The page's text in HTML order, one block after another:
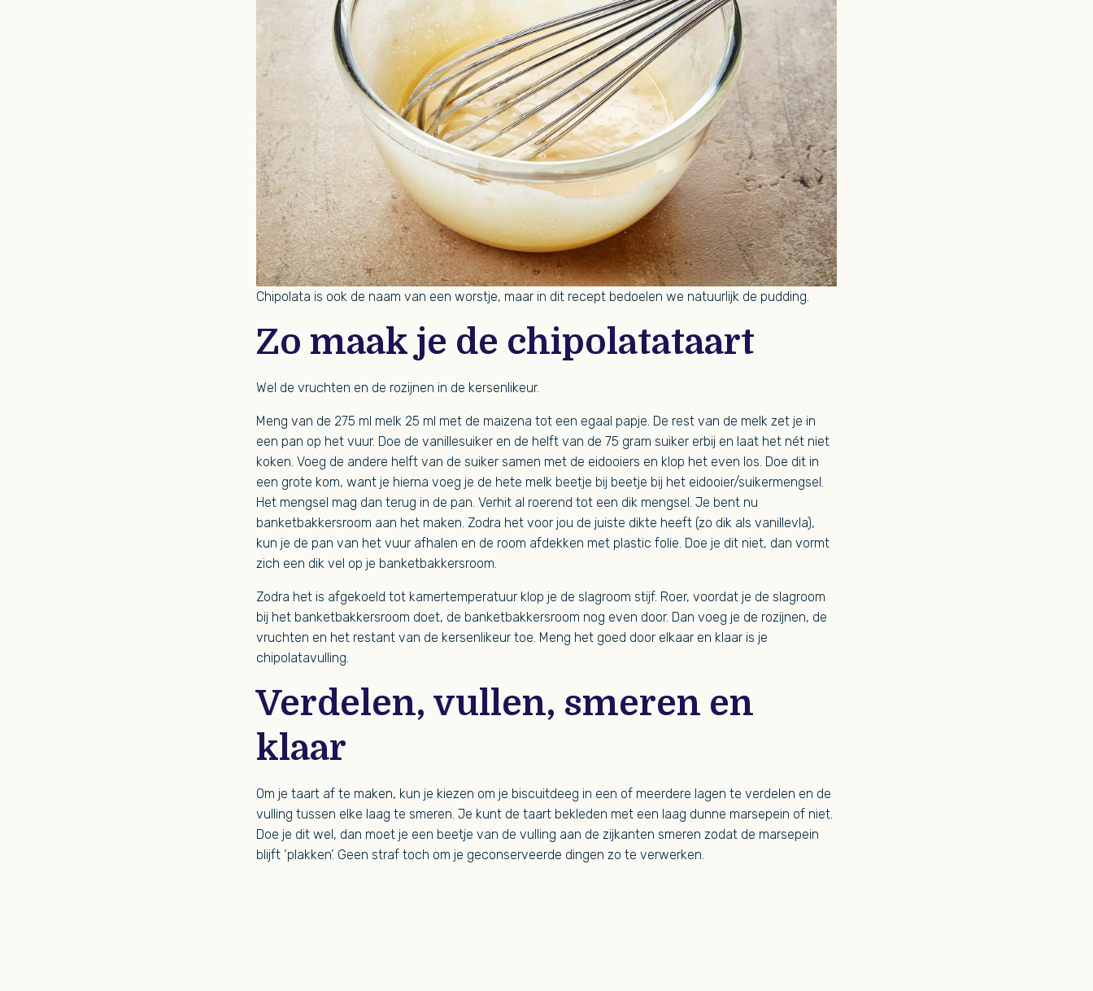
Chipolata is ook de naam van een worstje, maar in dit recept bedoelen we natuurlijk de pudding.
Zo maak je de chipolatataart
Wel de vruchten en de rozijnen in de kersenlikeur.
Meng van de 275 ml melk 25 ml met de maizena tot een egaal papje. De rest van de melk zet je in
een pan op het vuur. Doe de vanillesuiker en de helft van de 75 gram suiker erbij en laat het nét niet
koken. Voeg de andere helft van de suiker samen met de eidooiers en klop het even los. Doe dit in
een grote kom, want je hierna voeg je de hete melk beetje bij beetje bij het eidooier/suikermengsel.
Het mengsel mag dan terug in de pan. Verhit al roerend tot een dik mengsel. Je bent nu
banketbakkersroom aan het maken. Zodra het voor jou de juiste dikte heeft (zo dik als vanillevla),
kun je de pan van het vuur afhalen en de room afdekken met plastic folie. Doe je dit niet, dan vormt
zich een dik vel op je banketbakkersroom.
Zodra het is afgekoeld tot kamertemperatuur klop je de slagroom stijf. Roer, voordat je de slagroom
bij het banketbakkersroom doet, de banketbakkersroom nog even door. Dan voeg je de rozijnen, de
vruchten en het restant van de kersenlikeur toe. Meng het goed door elkaar en klaar is je
chipolatavulling.
Verdelen, vullen, smeren en
klaar
Om je taart af te maken, kun je kiezen om je biscuitdeeg in een of meerdere lagen te verdelen en de
vulling tussen elke laag te smeren. Je kunt de taart bekleden met een laag dunne marsepein of niet.
Doe je dit wel, dan moet je een beetje van de vulling aan de zijkanten smeren zodat de marsepein
blijft ‘plakken’. Geen straf toch om je geconserveerde dingen zo te verwerken.